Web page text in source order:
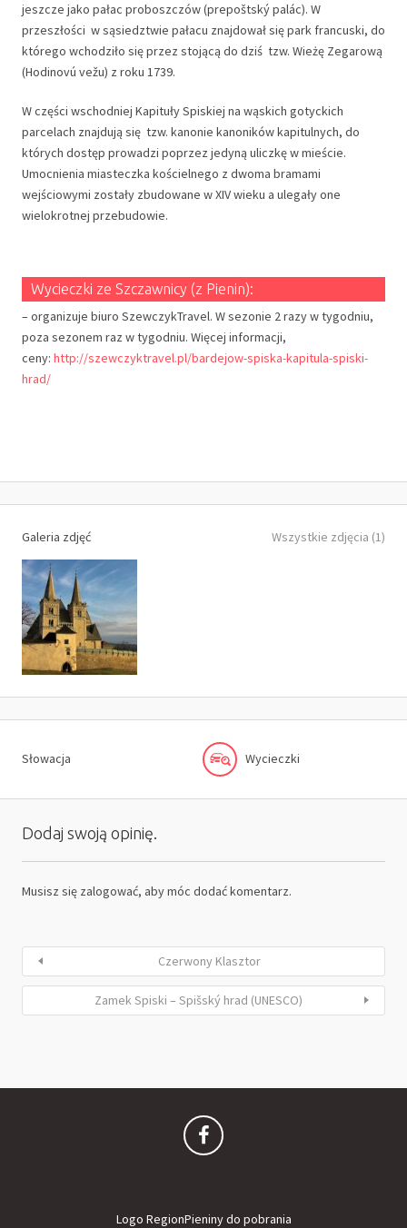
jeszcze jako pałac proboszczów (prepoštský palác). W
przeszłości w sąsiedztwie pałacu znajdował się park francuski, do
którego wchodziło się przez stojącą do dziś tzw. Wieżę Zegarową
(Hodinovú vežu) z roku 1739.
W części wschodniej Kapituły Spiskiej na wąskich gotyckich
parcelach znajdują się tzw. kanonie kanoników kapitulnych, do
których dostęp prowadzi poprzez jedyną uliczkę w mieście.
Umocnienia miasteczka kościelnego z dwoma bramami
wejściowymi zostały zbudowane w XIV wieku a ulegały one
wielokrotnej przebudowie.
Wycieczki ze Szczawnicy (z Pienin):
– organizuje biuro SzewczykTravel. W sezonie 2 razy w tygodniu,
poza sezonem raz w tygodniu. Więcej informacji,
ceny: http://szewczyktravel.pl/bardejow-spiska-kapitula-spiski-
hrad/
Galeria zdjęć Wszystkie zdjęcia (1)
Słowacja Wycieczki
Dodaj swoją opinię.
Musisz się zalogować, aby móc dodać komentarz.
Czerwony Klasztor
Zamek Spiski – Spišský hrad (UNESCO)
Logo RegionPieniny do pobrania